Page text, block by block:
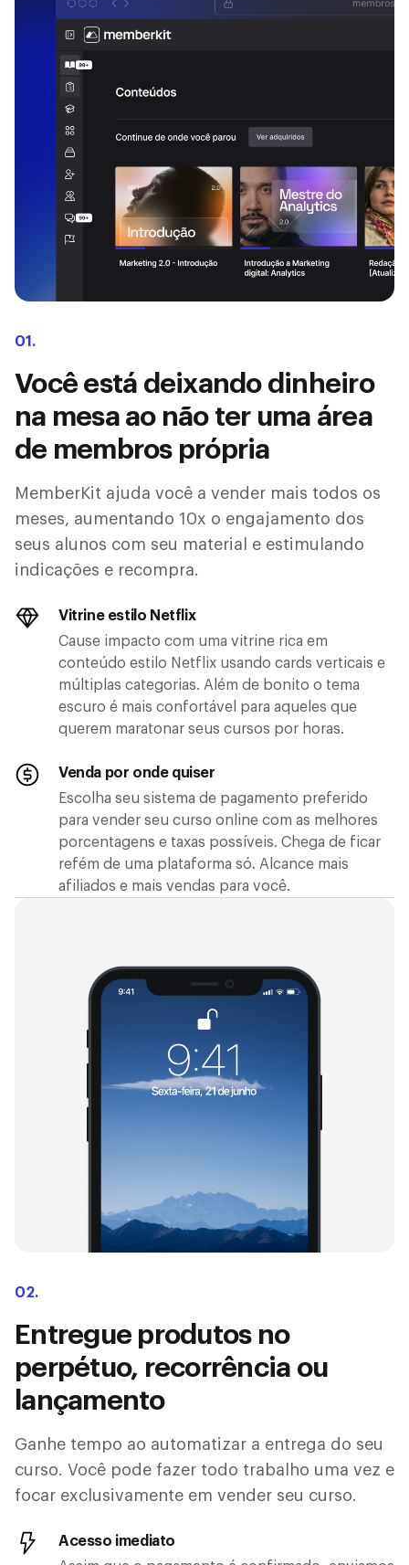
01.
Você está deixando dinheiro
na mesa ao não ter uma área
de membros própria
MemberKit ajuda você a vender mais todos os
meses, aumentando 10x o engajamento dos
seus alunos com seu material e estimulando
indicações e recompra.
Vitrine estilo Netflix
Cause impacto com uma vitrine rica em
conteúdo estilo Netflix usando cards verticais e
múltiplas categorias. Além de bonito o tema
escuro é mais confortável para aqueles que
querem maratonar seus cursos por horas.
Venda por onde quiser
Escolha seu sistema de pagamento preferido
para vender seu curso online com as melhores
porcentagens e taxas possíveis. Chega de ficar
refém de uma plataforma só. Alcance mais
afiliados e mais vendas para você.
02.
Entregue produtos no
perpétuo, recorrência ou
lançamento
Ganhe tempo ao automatizar a entrega do seu
curso. Você pode fazer todo trabalho uma vez e
focar exclusivamente em vender seu curso.
Acesso imediato